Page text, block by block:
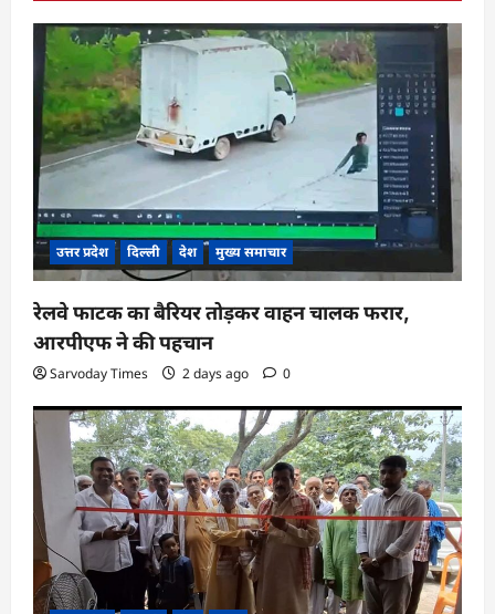
उत्तर प्रदेश दिल्ली देश मुख्य समाचार
रेलवे फाटक का बैरियर तोड़कर वाहन चालक फरार,
आरपीएफ ने की पहचान
Sarvoday Times 2 days ago 0